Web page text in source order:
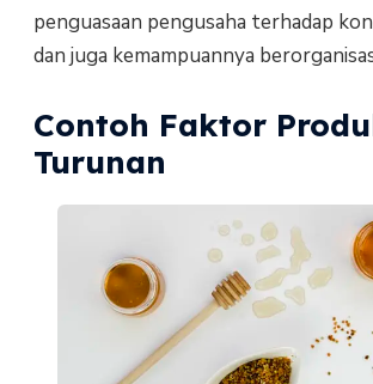
penguasaan pengusaha terhadap
dan juga kemampuannya
Contoh Faktor
Turunan